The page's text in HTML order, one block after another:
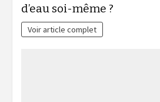
d’eau soi-même ?
Voir article complet